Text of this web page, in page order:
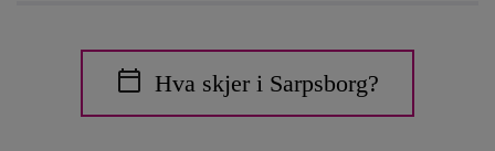
Hva skjer i Sarpsborg?